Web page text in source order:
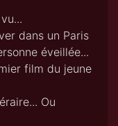
dans un Paris
éveillée...
film du jeune
Ou